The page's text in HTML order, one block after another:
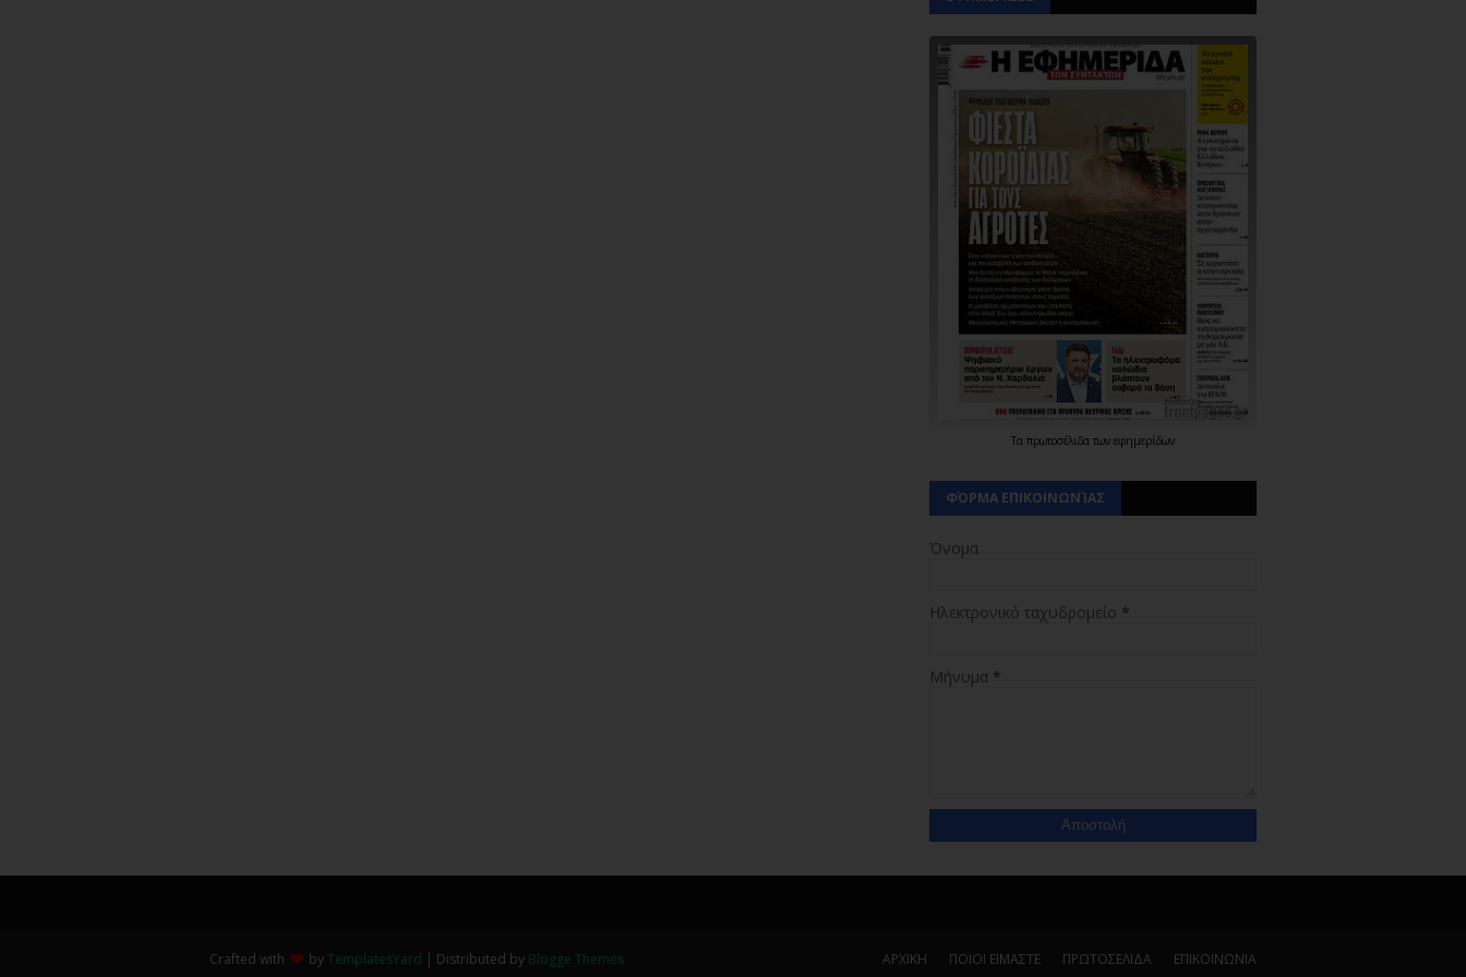
Τα πρωτοσέλιδα των εφημερίδων
ΦΌΡΜΑ ΕΠΙΚΟΙΝΩΝΊΑΣ
Όνομα
Ηλεκτρονικό ταχυδρομείο *
Μήνυμα *
ΑΡΧΙΚΗ ΠΟΙΟΙ ΕΙΜΑΣΤΕ ΠΡΩΤΟΣΕΛΙΔΑ ΕΠΙΚΟΙΝΩΝΙΑ
Crafted with byTemplatesYard | Distributed by Blogge Themes